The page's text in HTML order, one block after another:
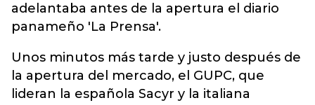
adelantaba antes de la apertura el diario
panameño 'La Prensa'.
Unos minutos más tarde y justo después de
la apertura del mercado, el GUPC, que
lideran la española Sacyr y la italiana